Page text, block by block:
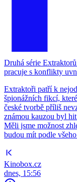
Druhá série
pracuje s konflikty
Extraktoři patří k
špionážních fikcí,
české tvorbě příliš
známou kauzou byl
Měli jsme možnost
budou mít podle
Kinobox.cz
dnes, 15:56